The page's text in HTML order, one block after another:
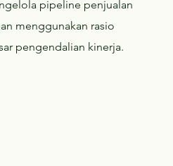
pipeline penjualan
menggunakan rasio
pengendalian kinerja.